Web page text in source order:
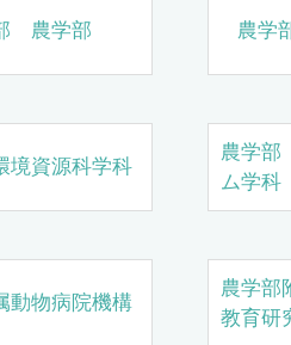
農学部 農学
資源科学科
農学
ム学科
動物病院機構
農学部
教育研